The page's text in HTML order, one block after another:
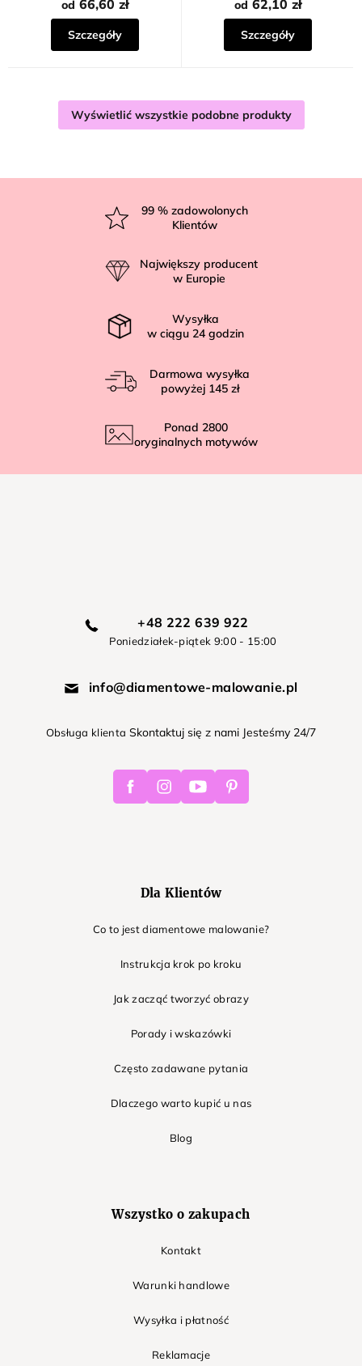
od 66,60 zł
Szczegóły
od 62,10 zł
Szczegóły
Wyświetlić wszystkie podobne produkty
99 % zadowolonych
Klientów
Największy producent
w Europie
Wysyłka
w ciągu 24 godzin
Darmowa wysyłka
powyżej 145 zł
Ponad 2800
oryginalnych motywów
+48 222 639 922
Poniedziałek-piątek 9:00 - 15:00
info@diamentowe-malowanie.pl
Obsługa klienta Skontaktuj się z nami Jesteśmy 24/7
FacebookInstagramYoutube Pinterest
Dla Klientów
Co to jest diamentowe malowanie?
Instrukcja krok po kroku
Jak zacząć tworzyć obrazy
Porady i wskazówki
Często zadawane pytania
Dlaczego warto kupić u nas
Blog
Wszystko o zakupach
Kontakt
Warunki handlowe
Wysyłka i płatność
Reklamacje